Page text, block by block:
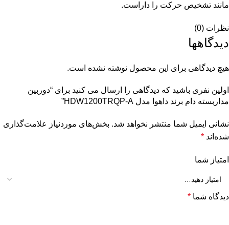
مانند تشخیص حرکت را داراست.
نظرات (0)
دیدگاهها
هیچ دیدگاهی برای این محصول نوشته نشده است.
اولین نفری باشید که دیدگاهی را ارسال می کنید برای “دوربین
مداربسته دام برند داهوا مدل HDW1200TRQP-A”
نشانی ایمیل شما منتشر نخواهد شد. بخش‌های موردنیاز علامت‌گذاری
شده‌اند *
امتیاز شما
دیدگاه شما *